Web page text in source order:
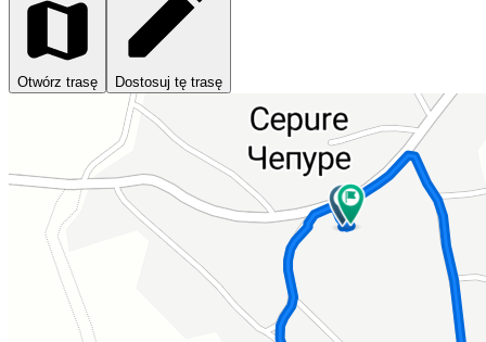
Otwórz trasę Dostosuj tę trasę